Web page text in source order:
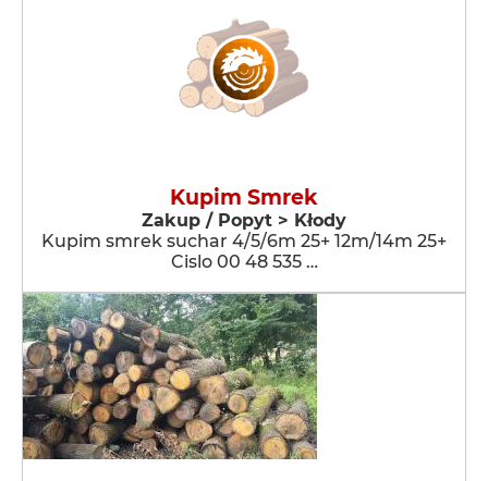
Kupim Smrek
Zakup / Popyt > Kłody
Kupim smrek suchar 4/5/6m 25+ 12m/14m 25+
Cislo 00 48 535 …